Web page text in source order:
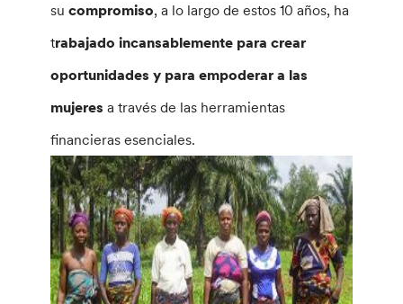
sucompromiso, a lo largo de estos 10 años, ha
trabajado incansablemente para crear
oportunidades y para empoderar a las
mujeresa través de las herramientas
financieras esenciales.